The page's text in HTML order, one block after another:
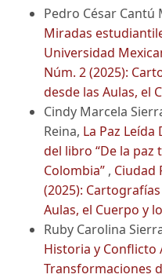
Pedro César Cantú
Miradas
Universidad
Núm. 2 (2025):
desde las Aulas, el
Cindy Marcela
Reina, La Paz
del libro “De la
Colombia” , Ciudad
(2025):
Aulas, el Cuerpo y
Ruby Carolina
Historia y Conflicto
Transformaciones